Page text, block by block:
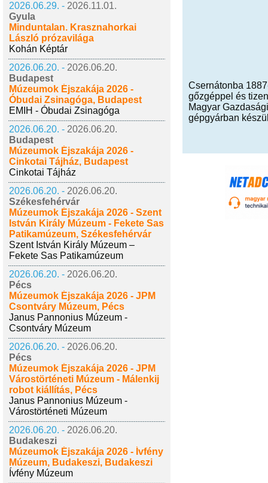
2026.06.29. - 2026.11.01.
Gyula
Minduntalan. Krasznahorkai
László prózavilága
Kohán Képtár
2026.06.20. - 2026.06.20.
Budapest
Múzeumok Éjszakája 2026 -
Óbudai Zsinagóga, Budapest
EMIH - Óbudai Zsinagóga
2026.06.20. - 2026.06.20.
Budapest
Múzeumok Éjszakája 2026 -
Cinkotai Tájház, Budapest
Cinkotai Tájház
2026.06.20. - 2026.06.20.
Székesfehérvár
Múzeumok Éjszakája 2026 - Szent
István Király Múzeum - Fekete Sas
Patikamúzeum, Székesfehérvár
Szent István Király Múzeum –
Fekete Sas Patikamúzeum
2026.06.20. - 2026.06.20.
Pécs
Múzeumok Éjszakája 2026 - JPM
Csontváry Múzeum, Pécs
Janus Pannonius Múzeum -
Csontváry Múzeum
2026.06.20. - 2026.06.20.
Pécs
Múzeumok Éjszakája 2026 - JPM
Várostörténeti Múzeum - Málenkij
robot kiállítás, Pécs
Janus Pannonius Múzeum -
Várostörténeti Múzeum
2026.06.20. - 2026.06.20.
Budakeszi
Múzeumok Éjszakája 2026 - Ívfény
Múzeum, Budakeszi, Budakeszi
Ívfény Múzeum
Csernátonba
gőzgéppel és
Magyar
gépgyárban